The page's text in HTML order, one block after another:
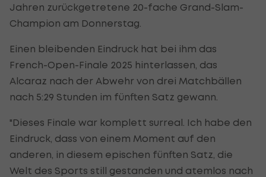
Jahren zurückgetretene 20-fache Grand-Slam-
Champion am Donnerstag.
Einen bleibenden Eindruck hat bei ihm das
French-Open-Finale 2025 hinterlassen, das
Alcaraz nach der Abwehr von drei Matchbällen
nach 5:29 Stunden im fünften Satz gewann.
"Dieses Finale war komplett surreal. Ich habe den
Eindruck, dass von einem Moment auf den
anderen, in diesem epischen fünften Satz, die
Welt des Sports still gestanden und atemlos nach